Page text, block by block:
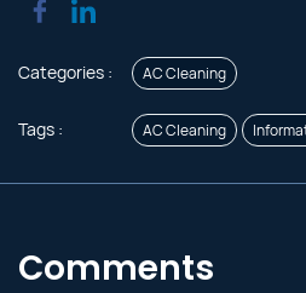
Categories : AC Cleaning
Tags : AC Cleaning
Comments